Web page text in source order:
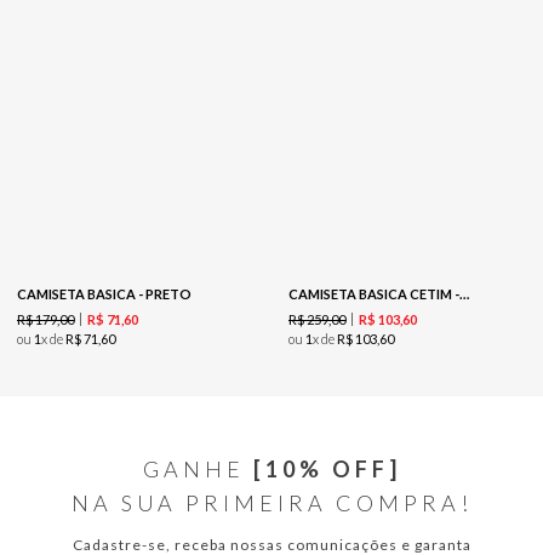
CAMISETA BASICA - PRETO
R$179,00 R$ 71 60
ou 1x deR$71 60
CAMISETA BASICA CETIM -LIMAO
R$259,00 R$ 10360
ou 1x deR$ 103 60
GANHE
[10% OFF]
NA SUA PRIMEIRA COMPRA!
Cadastre-se, receba nossas comunicações e garanta